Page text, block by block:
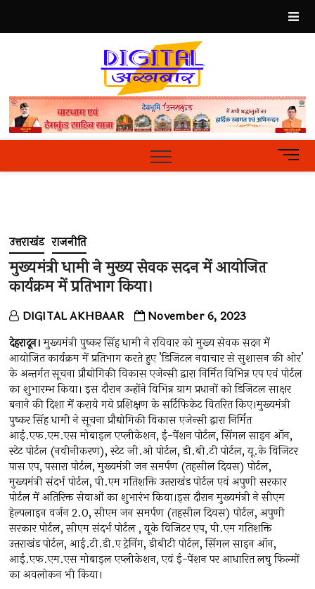
content
Hindi
News
PortalM
e
उत्तराखंड राजनीति
मुख्यमंत्री धामी ने मुख्य सेवक सदन में आयोजित
कार्यक्रम में प्रतिभाग किया।
DIGITAL AKHBAAR November 6, 2023
देहरादून।मुख्यमंत्री पुष्कर सिंह धामी ने रविवार को मुख्य सेवक सदन में
आयोजित कार्यक्रम में प्रतिभाग करते हुए ’डिजिटल नवाचार से सुशासन की ओर’
के अन्तर्गत सूचना प्रौद्योगिकी विकास एजेन्सी द्वारा निर्मित विभिन्न एप एवं पोर्टल
का शुभारम्भ किया। इस दौरान उन्होंने विभिन्न ग्राम प्रधानों को डिजिटल साक्षर
बनाने की दिशा में कराये गये प्रशिक्षण के सर्टिफिकेट वितरित किए।मुख्यमंत्री
पुष्कर सिंह धामी ने सूचना प्रौद्योगिकी विकास एजेन्सी द्वारा निर्मित
आई.एफ.एम.एस मोबाइल एप्लीकेशन, ई-पेंशन पोर्टल, सिंगल साइन ऑन,
स्टेट पोर्टल (नवीनीकरण), स्टेट जी.ओ पोर्टल, डी.बी.टी पोर्टल, यू.के विजिटर
पास एप, पसारा पोर्टल, मुख्यमंत्री जन समर्पण (तहसील दिवस) पोर्टल,
मुख्यमंत्री संदर्भ पोर्टल, पी.एम गतिशक्ति उत्तराखंड पोर्टल एवं अपुणी सरकार
पोर्टल में अतिरिक्त सेवाओं का शुभारंभ किया।इस दौरान मुख्यमंत्री ने सीएम
हेल्पलाइन वर्जन 2.0, सीएम जन समर्पण (तहसील दिवस) पोर्टल, अपुणी
सरकार पोर्टल, सीएम संदर्भ पोर्टल , यूके विजिटर एप, पी.एम गतिशक्ति
उत्तराखंड पोर्टल, आई.टी.डी.ए ट्रेनिंग, डीबीटी पोर्टल, सिंगल साइन ऑन,
आई.एफ.एम.एस मोबाइल एप्लीकेशन, एवं ई-पेंशन पर आधारित लघु फिल्मों
का अवलोकन भी किया।